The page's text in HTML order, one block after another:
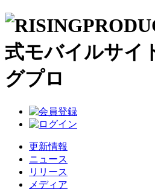
更新情報
ニュース
リリース
メディア